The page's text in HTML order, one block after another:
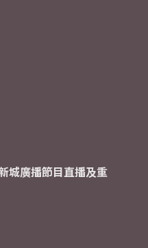
城廣播節目直播及重